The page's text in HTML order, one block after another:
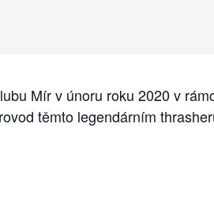
Mír v únoru roku 2020 v
těmto legendárním